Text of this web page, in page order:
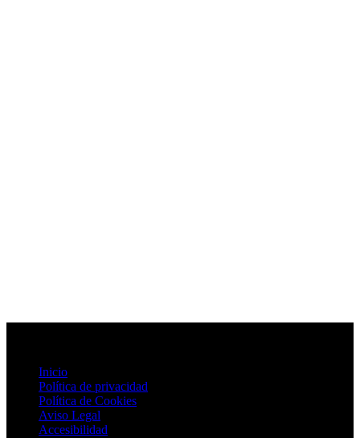
Inicio
Política de privacidad
Política de Cookies
Aviso Legal
Accesibilidad